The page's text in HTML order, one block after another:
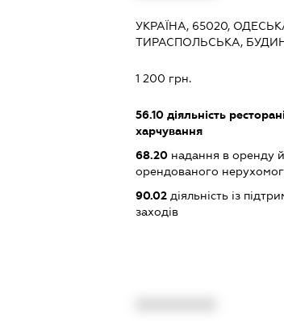
УКРАЇНА, 65020,
ТИРАСПОЛЬСЬКА,
1 200 грн.
56.10 діяльність
харчування
68.20 надання в оренду
орендованого
90.02 діяльність із
заходів